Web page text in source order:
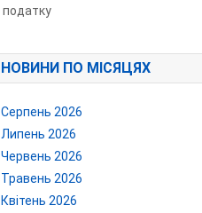
податку
НОВИНИ ПО МІСЯЦЯХ
Серпень 2026
Липень 2026
Червень 2026
Травень 2026
Квітень 2026